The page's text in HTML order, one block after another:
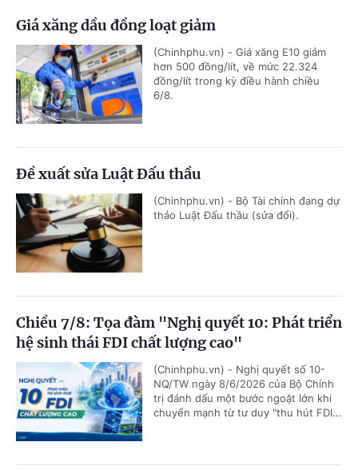
Giá xăng dầu đồng loạt giảm
(Chinhphu.vn) - Giá xăng E10 giảm
hơn 500 đồng/lít, về mức 22.324
đồng/lít trong kỳ điều hành chiều
6/8.
Đề xuất sửa Luật Đấu thầu
(Chinhphu.vn) - Bộ Tài chính đang dự
thảo Luật Đấu thầu (sửa đổi).
Chiều 7/8: Tọa đàm "Nghị quyết 10: Phát triển
hệ sinh thái FDI chất lượng cao"
(Chinhphu.vn) - Nghị quyết số 10-
NQ/TW ngày 8/6/2026 của Bộ Chính
trị đánh dấu một bước ngoặt lớn khi
chuyển mạnh từ tư duy "thu hút FDI...